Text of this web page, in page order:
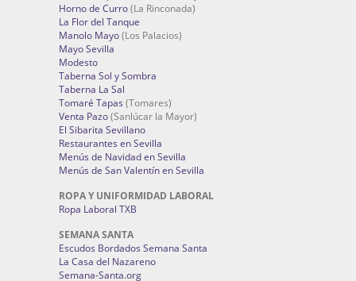
Horno de Curro(La Rinconada)
La Flor del Tanque
Manolo Mayo(Los Palacios)
Mayo Sevilla
Modesto
Taberna Sol y Sombra
Taberna La Sal
Tomaré Tapas (Tomares)
Venta Pazo(Sanlúcar la Mayor)
El Sibarita Sevillano
Restaurantes en Sevilla
Menús de Navidad en Sevilla
Menús de San Valentín en Sevilla
ROPA Y UNIFORMIDAD LABORAL
Ropa Laboral TXB
SEMANA SANTA
Escudos Bordados Semana Santa
La Casa del Nazareno
Semana-Santa.org